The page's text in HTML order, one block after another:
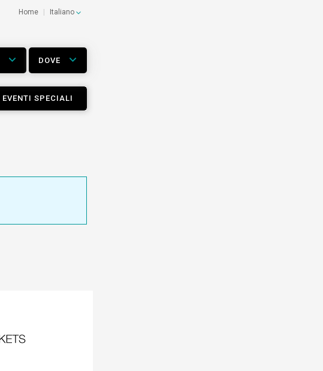
Home Italiano
DOVE
EVENTI SPECIALI